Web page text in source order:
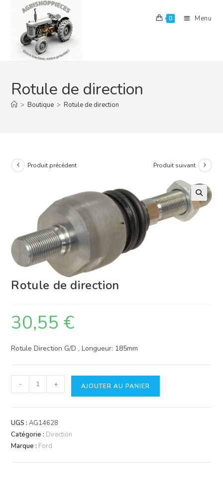
content
0 Menu
Rotule de direction
> Boutique > Rotule de direction
Produit précédent Produit suivant
Rotule de direction
30,55 €
Rotule Direction G/D , Longueur: 185mm
quantité
de
de
direction
- + AJOUTER AU PANIER
UGS :AG14628
Catégorie : Direction
Marque : Ford